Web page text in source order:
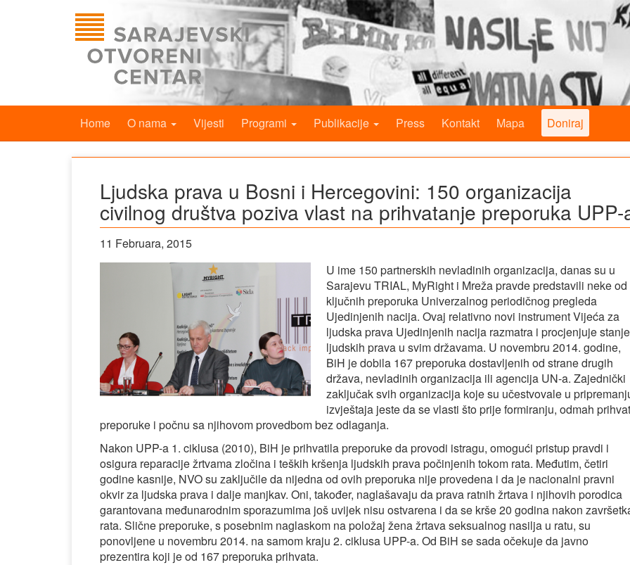
Home O nama Vijesti Programi Publikacije Press Kontakt Mapa Doniraj
Ljudska prava u Bosni i Hercegovini: 150 organizacija
civilnog društva poziva vlast na prihvatanje preporuka UPP-
11 Februara, 2015
U ime 150 partnerskih nevladinih organizacija, danas su u
Sarajevu TRIAL, MyRight i Mreža pravde predstavili neke od
ključnih preporuka Univerzalnog periodičnog pregleda
Ujedinjenih nacija. Ovaj relativno novi instrument Vijeća za
ljudska prava Ujedinjenih nacija razmatra i procjenjuje stanje
ljudskih prava u svim državama. U novembru 2014. godine,
BiH je dobila 167 preporuka dostavljenih od strane drugih
država, nevladinih organizacija ili agencija UN-a. Zajednički
zaključak svih organizacija koje su učestvovale u
izvještaja jeste da se vlasti što prije formiranju, odmah
preporuke i počnu sa njihovom provedbom bez odlaganja.
Nakon UPP-a 1. ciklusa (2010), BiH je prihvatila preporuke da provodi istragu, omogući pristup pravdi i
osigura reparacije žrtvama zločina i teških kršenja ljudskih prava počinjenih tokom rata. Međutim, četiri
godine kasnije, NVO su zaključile da nijedna od ovih preporuka nije provedena i da je nacionalni pravni
okvir za ljudska prava i dalje manjkav. Oni, također, naglašavaju da prava ratnih žrtava i njihovih porodica
garantovana međunarodnim sporazumima još uvijek nisu ostvarena i da se krše 20 godina nakon
rata. Slične preporuke, s posebnim naglaskom na položaj žena žrtava seksualnog nasilja u ratu, su
ponovljene u novembru 2014. na samom kraju 2. ciklusa UPP-a. Od BiH se sada očekuje da javno
prezentira koji je od 167 preporuka prihvata.